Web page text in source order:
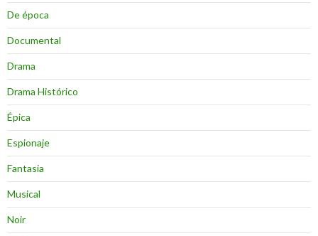
De época
Documental
Drama
Drama Histórico
Épica
Espionaje
Fantasia
Musical
Noir